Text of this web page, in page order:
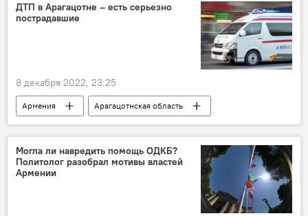
ДТП в Арагацотне – есть серьезно
пострадавшие
8 декабря 2022, 23:25
Армения
Арагацотнская область
Происшествия и инциденты в Армении
ДТП
МЧС
Могла ли навредить помощь ОДКБ?
Политолог разобрал мотивы властей
Армении